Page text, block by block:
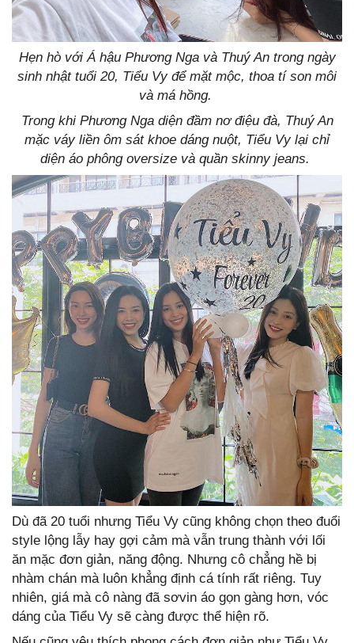
Hẹn hò với Á hậu Phương Nga và Thuý An trong ngày
sinh nhật tuổi 20, Tiểu Vy để mặt mộc, thoa tí son môi
và má hồng.
Trong khi Phương Nga diện đầm nơ điệu đà, Thuý An
mặc váy liền ôm sát khoe dáng nuột, Tiểu Vy lại chỉ
diện áo phông oversize và quần skinny jeans.
Dù đã 20 tuổi nhưng Tiểu Vy cũng không chọn theo đuổi
style lộng lẫy hay gợi cảm mà vẫn trung thành với lối
ăn mặc đơn giản, năng động. Nhưng cô chẳng hề bị
nhàm chán mà luôn khẳng định cá tính rất riêng. Tuy
nhiên, giá mà cô nàng đã sơvin áo gọn gàng hơn, vóc
dáng của Tiểu Vy sẽ càng được thể hiện rõ.